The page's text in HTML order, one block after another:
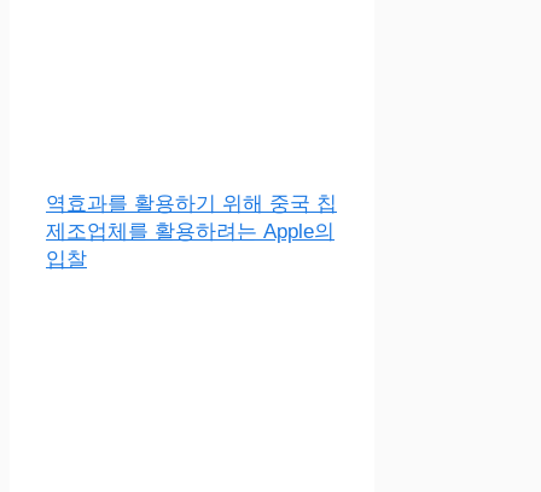
역효과를 활용하기 위해 중국 칩
제조업체를 활용하려는 Apple의
입찰